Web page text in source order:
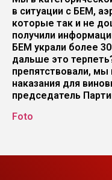
в ситуации с БЕМ,
которые так и не
получили
БЕМ украли более
дальше это
препятствовали,
наказания для
председатель
Foto